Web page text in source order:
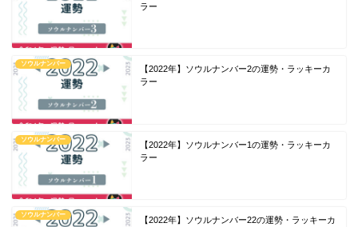
ラー
ソウルナンバー
【2022年】ソウルナンバー2の運勢・ラッキーカ
ラー
ソウルナンバー
【2022年】ソウルナンバー1の運勢・ラッキーカ
ラー
ソウルナンバー
【2022年】ソウルナンバー22の運勢・ラッキーカ